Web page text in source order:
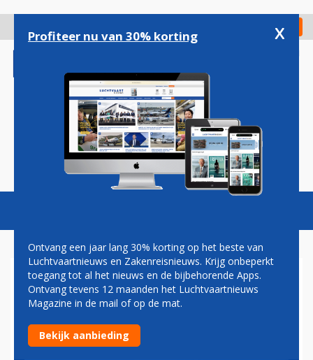
gaan
Check in
Magazine Podcasts Vacatures
HERMAN MATEBOER:
VLIEGHANDJE
Profiteer nu van 30% korting x
Ontvang een jaar lang 30% korting op het beste van
Luchtvaartnieuws en Zakenreisnieuws. Krijg onbeperkt
toegang tot al het nieuws en de bijbehorende Apps.
Ontvang tevens 12 maanden het Luchtvaartnieuws
Magazine in de mail of op de mat.
Bekijk aanbieding